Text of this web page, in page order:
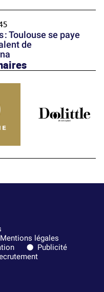
: Toulouse se paye
de
Mentions légales
Publicité